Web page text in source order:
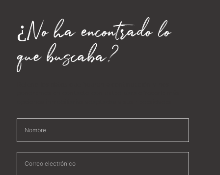
¿No ha encontrado lo
que buscaba?